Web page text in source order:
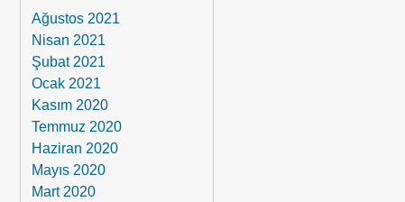
Ağustos 2021
Nisan 2021
Şubat 2021
Ocak 2021
Kasım 2020
Temmuz 2020
Haziran 2020
Mayıs 2020
Mart 2020